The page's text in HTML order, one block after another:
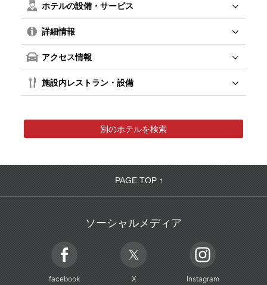
ホテルの設備・サービス
詳細情報
アクセス情報
施設内レストラン・設備
別のホテルを検索
PAGE TOP ↑
ソーシャルメディア
facebook X Instagram